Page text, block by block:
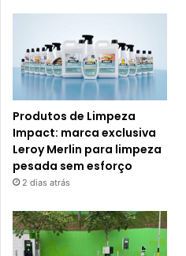
Produtos de Limpeza
Impact: marca exclusiva
Leroy Merlin para limpeza
pesada sem esforço
2 dias atrás